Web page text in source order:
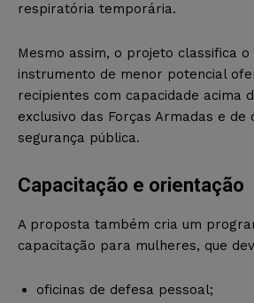
respiratória temporária.
Mesmo assim, o projeto classifica o
instrumento de menor potencial
recipientes com capacidade acima
exclusivo das Forças Armadas e de
segurança pública.
Capacitação e orientação
A proposta também cria um
capacitação para mulheres, que
oficinas de defesa pessoal;